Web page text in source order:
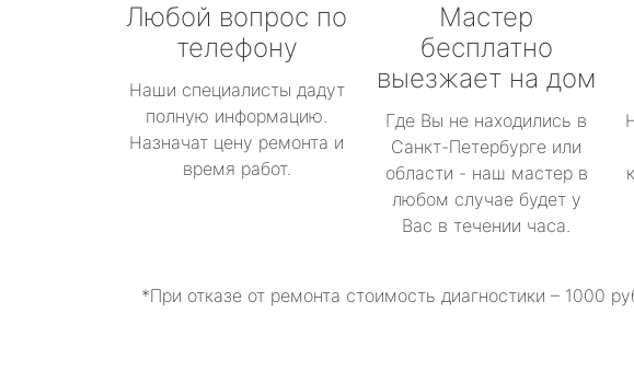
Любой вопрос по
телефону
Наши специалисты дадут
полную информацию.
Назначат цену ремонта и
время работ.
Мастер
бесплатно
выезжает на дом
Где Вы не находились в
Санкт-Петербурге или
области - наш мастер в
любом случае будет у
Вас в течении часа.
*При отказе от ремонта стоимость диагностики – 1000